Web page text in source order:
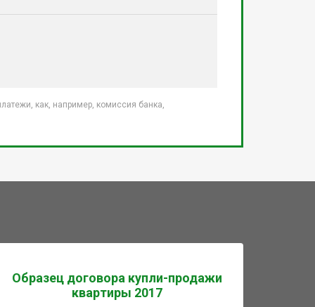
как, например, комиссия банка,
Образец договора купли-продажи
квартиры 2017